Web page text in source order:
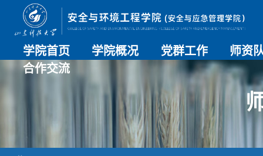
学院首页 学院概况 党群工作 师资
师资总
导师名
教师简
合作交流